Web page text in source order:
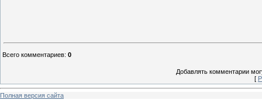
Всего комментариев: 0
Добавлять комментарии
[
Полная версия сайта